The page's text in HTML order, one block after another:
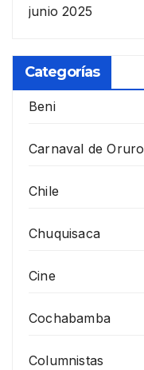
junio 2025
Categorías
Beni
Carnaval de Oruro
Chile
Chuquisaca
Cine
Cochabamba
Columnistas